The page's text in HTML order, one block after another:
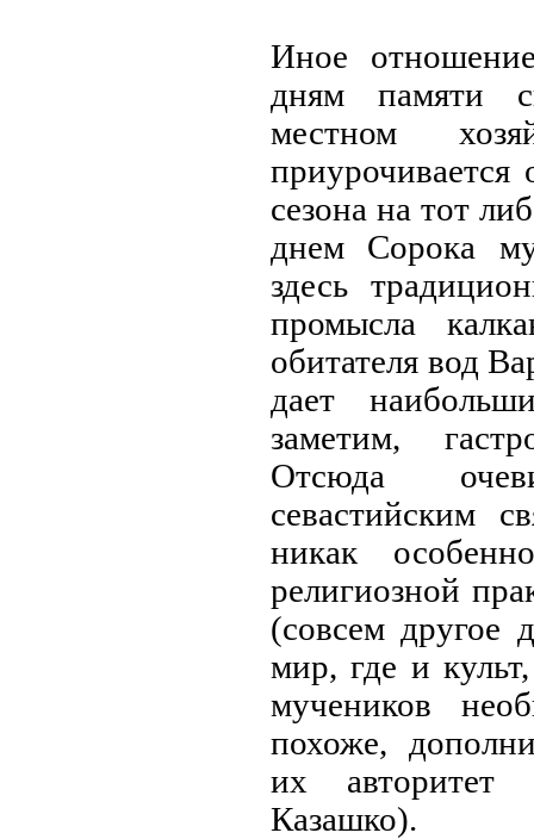
Иное
дням памяти
местном
приурочивается
сезона на тот
днем Сорока
здесь
промысла
обитателя вод
дает
заметим,
Отсюда
севастийским
никак
религиозной
(совсем другое
мир, где и
мучеников
похоже,
их
Казашко).